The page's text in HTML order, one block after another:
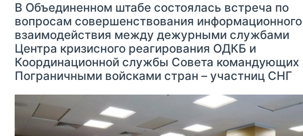
В Объединенном штабе состоялась встреча по
вопросам совершенствования информационного
взаимодействия между дежурными службами
Центра кризисного реагирования ОДКБ и
Координационной службы Совета командующих
Пограничными войсками стран – участниц СНГ